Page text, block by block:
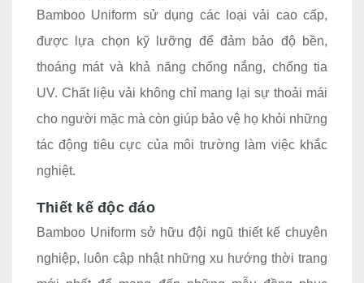
Bamboo Uniform sử dụng các loại vải cao cấp,
được lựa chọn kỹ lưỡng để đảm bảo độ bền,
thoáng mát và khả năng chống nắng, chống tia
UV. Chất liệu vải không chỉ mang lại sự thoải mái
cho người mặc mà còn giúp bảo vệ họ khỏi những
tác động tiêu cực của môi trường làm việc khắc
nghiệt.
Thiết kế độc đáo
Bamboo Uniform sở hữu đội ngũ thiết kế chuyên
nghiệp, luôn cập nhật những xu hướng thời trang